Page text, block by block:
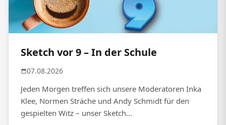
Sketch vor 9 – In der Schule
07.08.2026
Jeden Morgen treffen sich unsere Moderatoren Inka
Klee, Normen Sträche und Andy Schmidt für den
gespielten Witz – unser Sketch...